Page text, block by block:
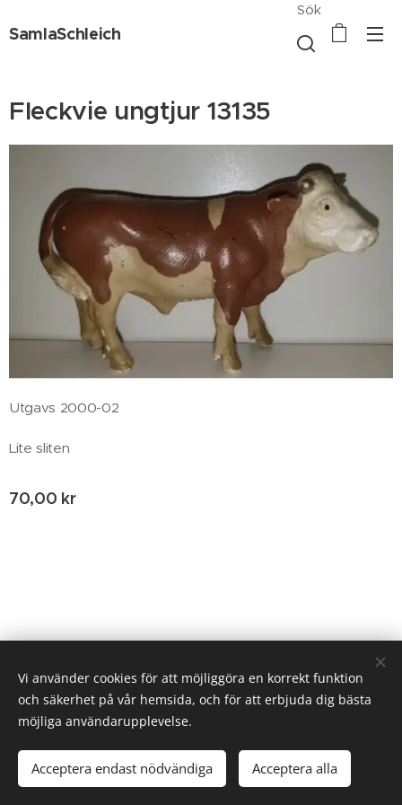
SamlaSchleich
Sök
Fleckvie ungtjur 13135
Utgavs 2000-02
Lite sliten
70,00 kr
Tillfälligt slut
© 2020 Birgitta Helm, Broestorp 1175, 289 93 Broby
Cookies
Vi använder cookies för att möjliggöra en korrekt funktion
och säkerhet på vår hemsida, och för att erbjuda dig bästa
möjliga användarupplevelse.
Acceptera endast nödvändiga Acceptera alla